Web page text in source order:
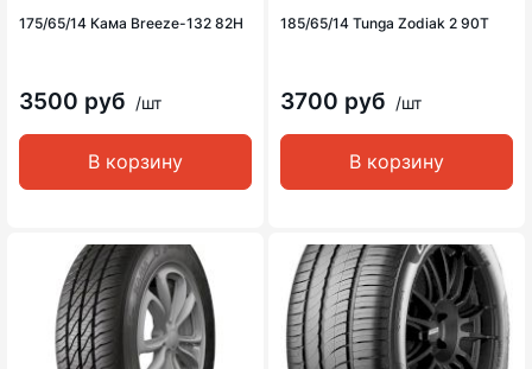
175/65/14 Кама Breeze-132 82H
3500 руб /шт
В корзину
185/65/14 Tunga Zodiak 2 90T
3700 руб /шт
В корзину